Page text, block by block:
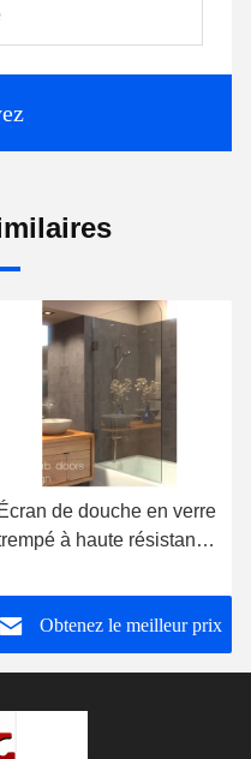
Écran de douche en verre
à haute résistance,
charnière
Obtenez le meilleur prix